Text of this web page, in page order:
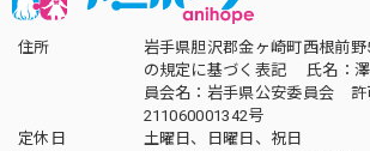
住所
岩手県胆沢郡金ヶ崎町西根前
の規定に基づく表記 氏名：
員会名：岩手県公安委員会 許
211060001342号
定休日
土曜日、日曜日、祝日